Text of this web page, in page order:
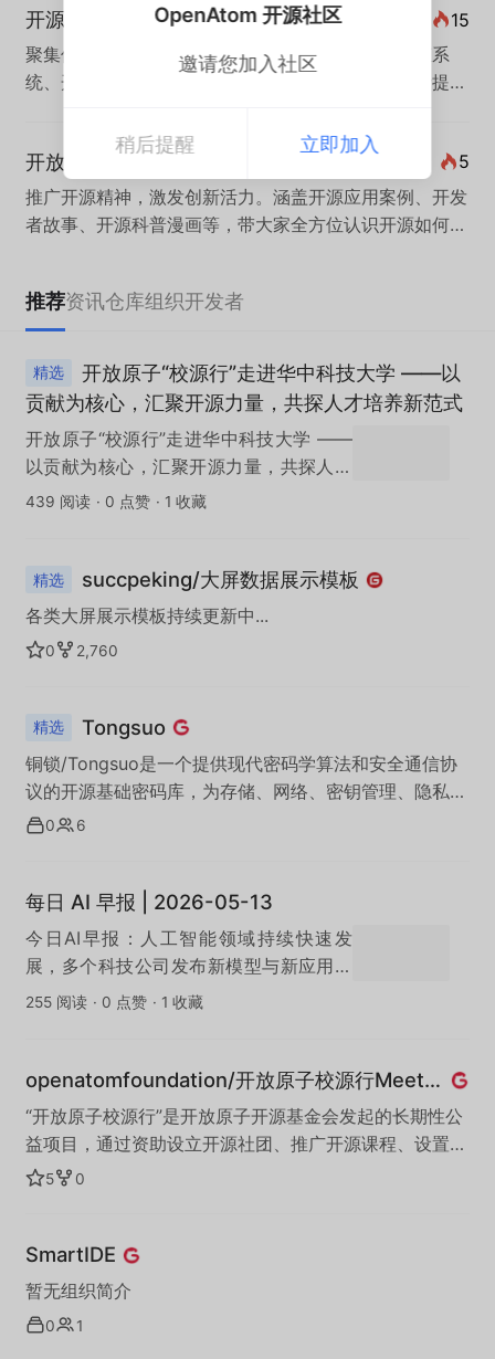
OpenAtom 开源社区
邀请您加入社区
稍后提醒 立即加入
用技巧与攻略、应用开发案例等，助力使用者高效构建AI
应用。
开源项目
15
聚集优秀开源项目，涵盖实践指南、学习资源、生态系
统、开发者工具及应用案例，为技术爱好者和开发者提供
开放原子开源宣传周
5
推广开源精神，激发创新活力。涵盖开源应用案例、开发
者故事、开源科普漫画等，带大家全方位认识开源如何赋
推荐资讯仓库组织开发者
精选
开放原子“校源行”走进华中科技大学 ——以
贡献为核心，汇聚开源力量，共探人才培养新范式
开放原子“校源行”走进华中科技大学 ——
以贡献为核心，汇聚开源力量，共探人才
培养新范式
439 阅读 · 0 点赞 · 1 收藏
精选 succpeking/大屏数据展示模板
各类大屏展示模板持续更新中...
0 2,760
精选 Tongsuo
铜锁/Tongsuo是一个提供现代密码学算法和安全通信协
议的开源基础密码库，为存储、网络、密钥管理、隐私计
算等诸多业务场景提供底层的密码学基础能力，实现数据
Organization中存放的是铜锁密码库和其关联项目的代码
仓库。
0 6
每日 AI 早报 | 2026-05-13
今日AI早报：人工智能领域持续快速发
展，多个科技公司发布新模型与新应用，
AI在办公效率、内容创作与自动化领域的
255 阅读 · 0 点赞 · 1 收藏
openatomfoundation/开放原子校源行Meetup
“开放原子校源行”是开放原子开源基金会发起的长期性公
益项目，通过资助设立开源社团、推广开源课程、设置开
源助学金等方式培育开源人才，繁荣开源生态。其中，
学生及专家成为Meetup发起人，在高校中自发组织形式
多样的Meetup活动，为开源教育赋能。
5 0
SmartIDE
暂无组织简介
0 1